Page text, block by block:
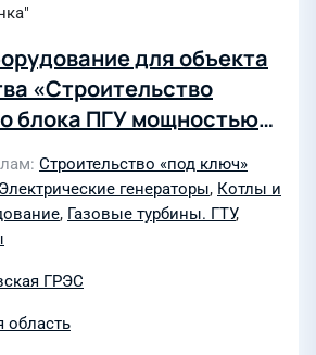
для объекта
«Строительство
блока ПГУ мощностью
по адресу: ул.
в г. Белоозерске»
Строительство «под ключ»
Электрические генераторы, Котлы и
, Газовые турбины. ГТУ,
ГРЭС
область